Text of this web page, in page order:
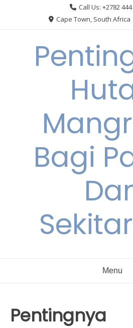
Call Us: +2782 444
Cape Town, South Africa
Bagi
Menu
Pentingnya